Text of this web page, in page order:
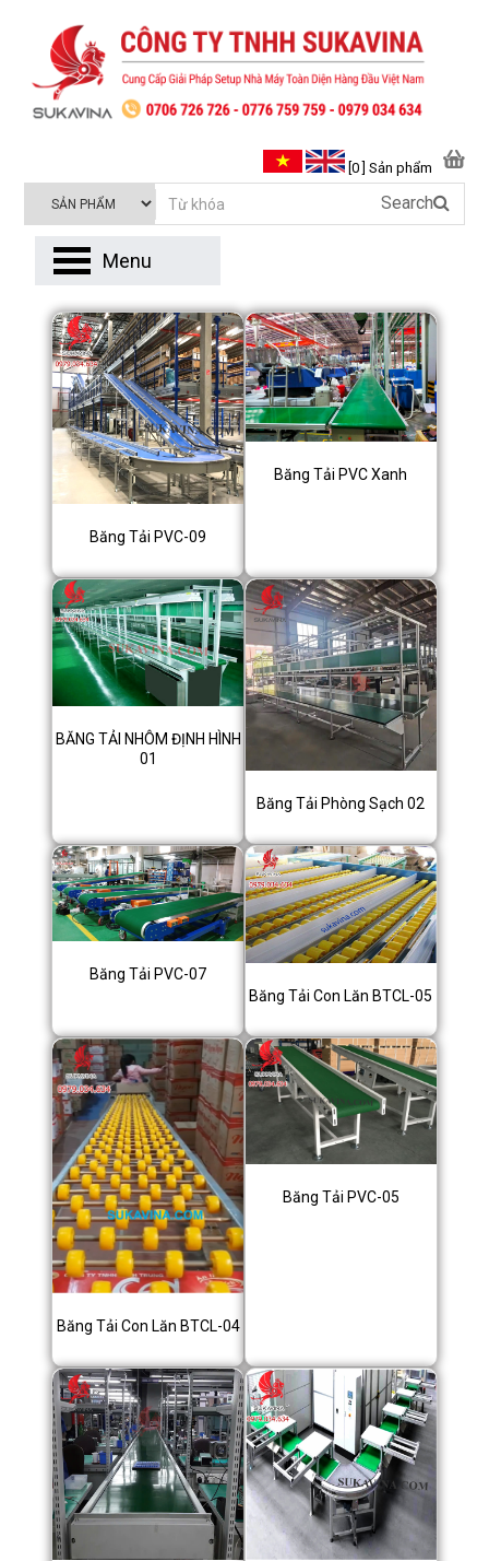
Băng Tải PVC-09
Băng Tải PVC Xanh
BĂNG TẢI NHÔM ĐỊNH HÌNH
01
Băng Tải Phòng Sạch 02
Băng Tải PVC-07
Băng Tải Con Lăn BTCL-05
Băng Tải Con Lăn BTCL-04
Băng Tải PVC-05
[0 ] Sản phẩm
Search
Menu